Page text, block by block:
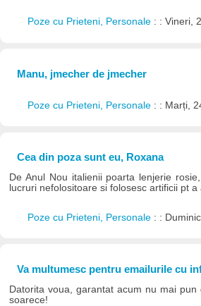
Poze cu Prieteni, Personale : : Vineri,
Manu, jmecher de jmecher
Poze cu Prieteni, Personale : : Marți,
Cea din poza sunt eu, Roxana
De Anul Nou italienii poarta lenjerie
lucruri nefolositoare si folosesc artificii pt
Poze cu Prieteni, Personale : :
Va multumesc pentru emailurile cu
Datorita voua, garantat acum nu mai
soarece!